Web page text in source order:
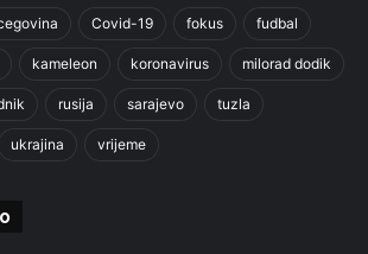
Covid-19 fokus fudbal
kameleon koronavirus milorad dodik
rusija sarajevo tuzla
ukrajina vrijeme